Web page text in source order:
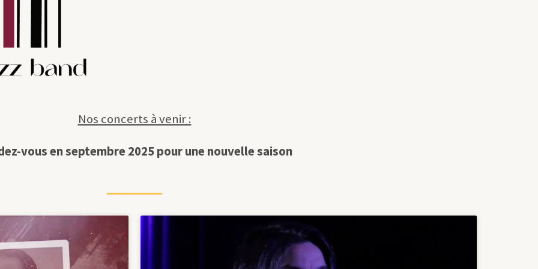
Nos concerts à venir :
vous en septembre 2025 pour une nouvelle saison